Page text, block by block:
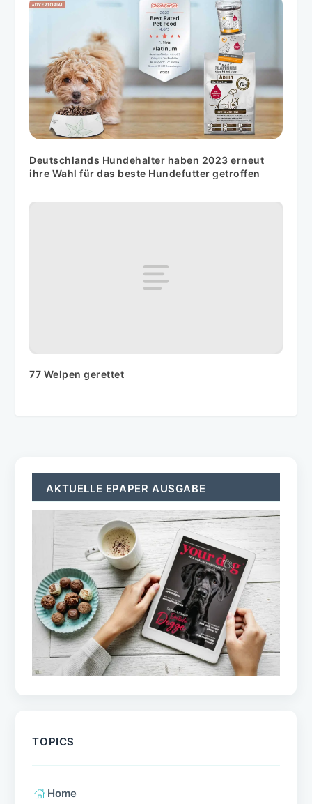
Deutschlands Hundehalter haben 2023 erneut
ihre Wahl für das beste Hundefutter getroffen
77 Welpen gerettet
AKTUELLE EPAPER AUSGABE
TOPICS
Home